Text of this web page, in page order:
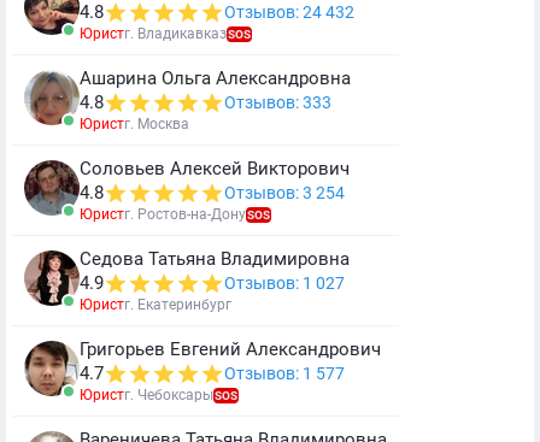
4.8
Отзывов: 24 432
Юристг. ВладикавказSOS
Ашарина Ольга Александровна
4.8
Отзывов: 333
Юристг. Москва
Соловьев Алексей Викторович
4.8
Отзывов: 3 254
Юристг. Ростов-на-ДонуSOS
Седова Татьяна Владимировна
4.9
Отзывов: 1 027
Юристг. Екатеринбург
Григорьев Евгений Александрович
4.7
Отзывов: 1 577
Юристг. ЧебоксарыSOS